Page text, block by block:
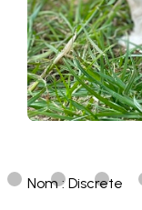
Nom : Discrete